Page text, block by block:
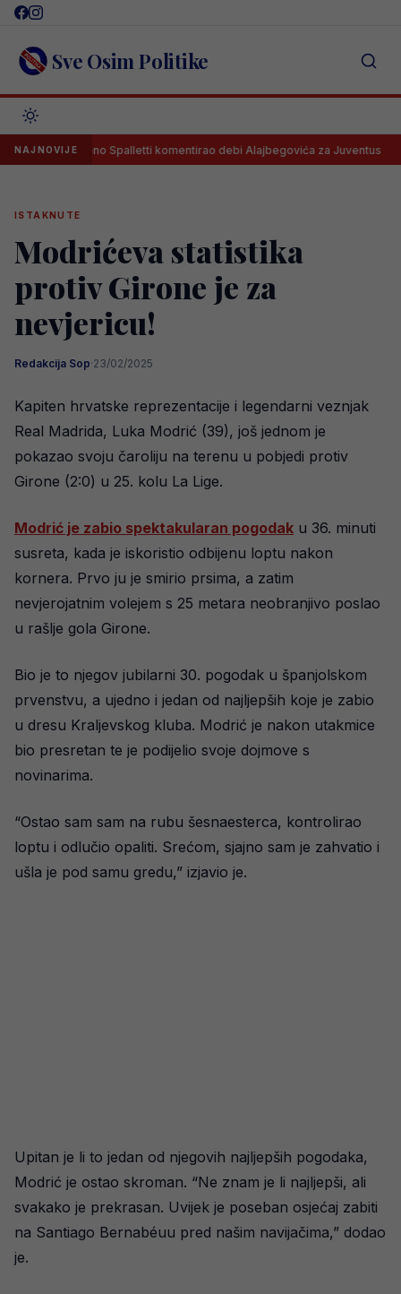
Skip
content Sve Osim Politike
NAJNOVIJE
Luciano Spalletti komentirao debi Alajbegovića za Juventus
ISTAKNUTE
Modrićeva statistika
protiv Girone je za
nevjericu!
Redakcija Sop·23/02/2025
Kapiten hrvatske reprezentacije i legendarni veznjak
Real Madrida, Luka Modrić (39), još jednom je
pokazao svoju čaroliju na terenu u pobjedi protiv
Girone (2:0) u 25. kolu La Lige.
Modrić je zabio spektakularan pogodak u 36. minuti
susreta, kada je iskoristio odbijenu loptu nakon
kornera. Prvo ju je smirio prsima, a zatim
nevjerojatnim volejem s 25 metara neobranjivo poslao
u rašlje gola Girone.
Bio je to njegov jubilarni 30. pogodak u španjolskom
prvenstvu, a ujedno i jedan od najljepših koje je zabio
u dresu Kraljevskog kluba. Modrić je nakon utakmice
bio presretan te je podijelio svoje dojmove s
novinarima.
“Ostao sam sam na rubu šesnaesterca, kontrolirao
loptu i odlučio opaliti. Srećom, sjajno sam je zahvatio i
ušla je pod samu gredu,” izjavio je.
Upitan je li to jedan od njegovih najljepših pogodaka,
Modrić je ostao skroman. “Ne znam je li najljepši, ali
svakako je prekrasan. Uvijek je poseban osjećaj zabiti
na Santiago Bernabéuu pred našim navijačima,” dodao
je.